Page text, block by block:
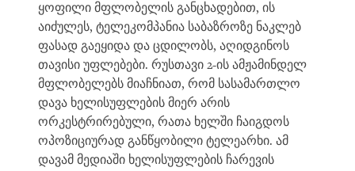
ყოფილი მფლობელის განცხადებით, ის
აიძულეს, ტელეკომპანია საბაზროზე ნაკლებ
ფასად გაეყიდა და ცდილობს, აღიდგინოს
თავისი უფლებები. რუსთავი 2-ის ამჟამინდელ
მფლობელებს მიაჩნიათ, რომ სასამართლო
დავა ხელისუფლების მიერ არის
ორკესტრირებული, რათა ხელში ჩაიგდოს
ოპოზიციურად განწყობილი ტელეარხი. ამ
დავამ მედიაში ხელისუფლების ჩარევის